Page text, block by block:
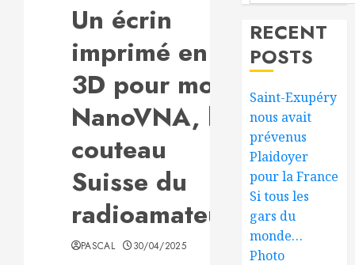
Un écrin
imprimé en
3D pour mon
NanoVNA, le
couteau
Suisse du
radioamateur
PASCAL 30/04/2025
RECENT
POSTS
Saint-Exupéry
nous avait
prévenus
Plaidoyer
pour la France
Si tous les
gars du
monde…
Photo